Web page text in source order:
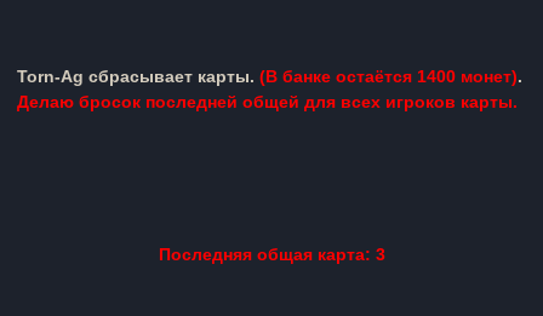
Torn-Ag сбрасывает карты. (В банке остаётся 1400 монет).
Делаю бросок последней общей для всех игроков карты.
Последняя общая карта: 3